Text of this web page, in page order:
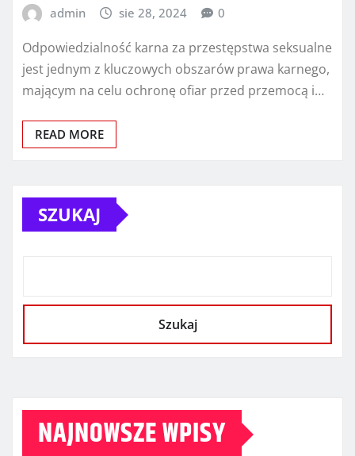
admin sie 28, 2024 0
Odpowiedzialność karna za przestępstwa seksualne
jest jednym z kluczowych obszarów prawa karnego,
mającym na celu ochronę ofiar przed przemocą i…
READ MORE
SZUKAJ
Szukaj
NAJNOWSZE WPISY